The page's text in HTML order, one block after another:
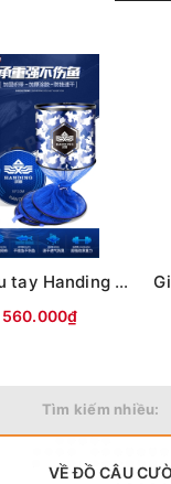
Giỏ câu tay Handing Camo Xanh - 45cm x 3m
560.000₫
Tìm kiếm nhiều:
VỀ ĐỒ CÂU